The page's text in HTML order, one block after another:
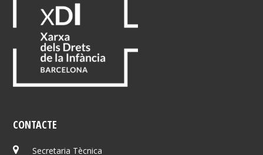
CONTACTE
Secretaria Tècnica